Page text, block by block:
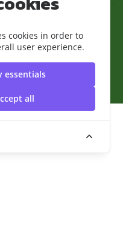
cookies in order to
user experience.
essentials
all
ารเกษตรและอุตสาหกรรม
ลัยเทคโนโลยีราชมงคล